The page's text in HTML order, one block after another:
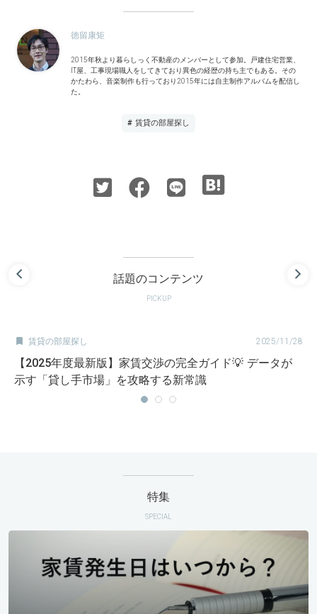
徳留康矩
2015年秋より暮らしっく不動産のメンバーとして参加。戸建住宅営業、
IT屋、工事現場職人をしてきており異色の経歴の持ち主でもある。その
かたわら、音楽制作も行っており2015年には自主制作アルバムを配信し
た。
# 賃貸の部屋探し
話題のコンテンツ
PICKUP
 賃貸の部屋探し 2025/11/28
【2025年度最新版】家賃交渉の完全ガイド💡 データが
示す「貸し手市場」を攻略する新常識
特集
SPECIAL